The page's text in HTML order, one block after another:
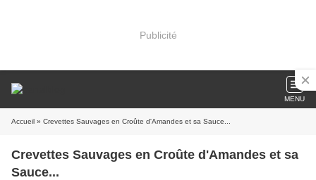
Publicité
MENU
Accueil » Crevettes Sauvages en Croûte d'Amandes et sa Sauce...
Crevettes Sauvages en Croûte d'Amandes et sa
Sauce...